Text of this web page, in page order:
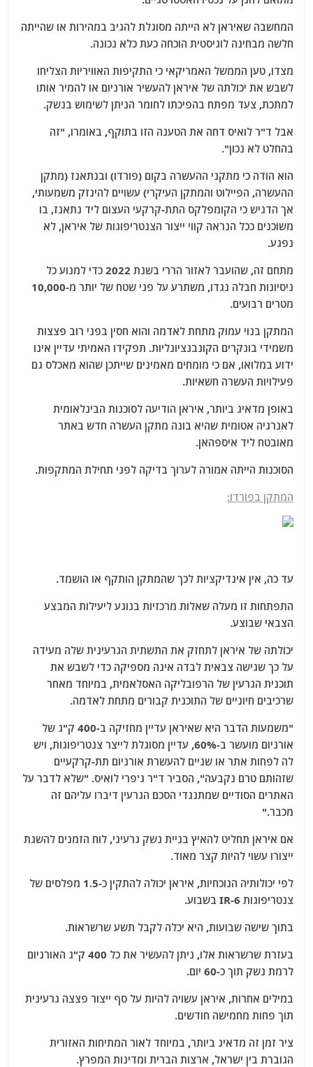
המחשבה שאיראן לא הייתה מסוגלת להגיב במהירות או שהייתה
חלשה מבחינה לוגיסטית הוכחה כעת כלא נכונה.
מצדו, טען הממשל האמריקאי כי התקיפות האוויריות הצליחו
לשבש את יכולתה של איראן להעשיר אורניום או להמיר אותו
למתכת, צעד מפתח בהפיכתו לחומר הניתן לשימוש בנשק.
אבל ד"ר לואיס דחה את הטענה הזו בתוקף, באומרו, "זה
בהחלט לא נכון".
הוא הודה כי מתקני ההעשרה בקום (פורדו) ובנתאנז (מתקן
ההעשרה, הפיילוט והמתקן העיקרי) עשויים להינזק משמעותי,
אך הדגיש כי הקומפלקס התת-קרקעי העצום ליד נתאנז, בו
משוכנים ככל הנראה קווי ייצור הצנטריפוגות של איראן, לא
נפגע.
מתחם זה, שהועבר לאזור הררי בשנת 2022 כדי למנוע כל
ניסיונות חבלה נגדו, משתרע על פני שטח של יותר מ-10,000
מטרים רבועים.
המתקן בנוי עמוק מתחת לאדמה והוא חסין בפני רוב פצצות
משמידי בונקרים הקונבנציונליות. תפקידו האמיתי עדיין אינו
ידוע במלואו, אם כי מומחים מאמינים שייתכן שהוא מאכלס גם
פעילויות העשרה חשאיות.
באופן מדאיג ביותר, איראן הודיעה לסוכנות הבינלאומית
לאנרגיה אטומית שהיא בונה מתקן העשרה חדש באתר
מאובטח ליד איספהאן.
הסוכנות הייתה אמורה לערוך בדיקה לפני תחילת המתקפות.
המתקן בפורדו:
עד כה, אין אינדיקציות לכך שהמתקן הותקף או הושמד.
התפתחות זו מעלה שאלות מרכזיות בנוגע ליעילות המבצע
הצבאי שבוצע.
יכולתה של איראן לתחזק את התשתית הגרעינית שלה מעידה
על כך שגישה צבאית לבדה אינה מספיקה כדי לשבש את
תוכנית הגרעין של הרפובליקה האסלאמית, במיוחד מאחר
שרכיבים חיוניים של התוכנית קבורים מתחת לאדמה.
"משמעות הדבר היא שאיראן עדיין מחזיקה ב-400 ק"ג של
אורניום מועשר ב-60%, עדיין מסוגלת לייצר צנטריפוגות, ויש
לה לפחות אתר או שניים להעשרת אורניום תת-קרקעיים
שזהותם טרם נקבעה", הסביר ד"ר ג'פרי לואיס. "שלא לדבר על
האתרים הסודיים שמתנגדי הסכם הגרעין דיברו עליהם זה
מכבר."
אם איראן תחליט להאיץ בניית נשק גרעיני, לוח הזמנים להשגת
ייצורו עשוי להיות קצר מאוד.
לפי יכולותיה הנוכחיות, איראן יכולה להתקין כ-1.5 מפלסים של
צנטריפוגות IR-6 בשבוע.
בתוך שישה שבועות, היא יכלה לקבל תשע שרשראות.
בעזרת שרשראות אלו, ניתן להעשיר את כל 400 ק"ג האורניום
לרמת נשק תוך כ-60 יום.
במילים אחרות, איראן עשויה להיות על סף ייצור פצצה גרעינית
תוך פחות מחמישה חודשים.
ציר זמן זה מדאיג ביותר, במיוחד לאור המתיחות האזורית
הגוברת בין ישראל, ארצות הברית ומדינות המפרץ.